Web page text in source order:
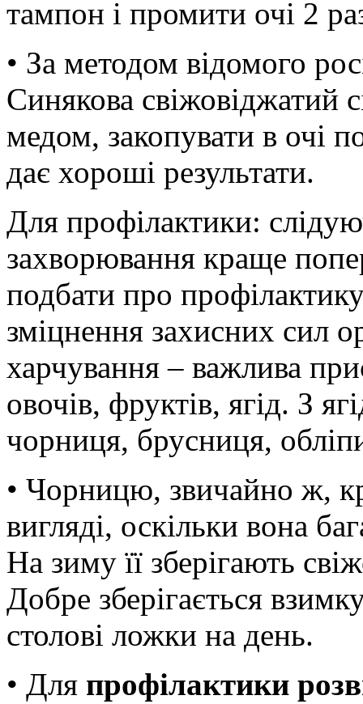
тампон і промити очі 2
• За методом відомого
Синякова свіжовіджатий
медом, закопувати в очі
дає хороші результати.
Для профілактики:
захворювання краще
подбати про
зміцнення захисних сил
харчування – важлива
овочів, фруктів, ягід. З
чорниця, брусниця,
• Чорницю, звичайно ж,
вигляді, оскільки вона
На зиму її зберігають
Добре зберігається
столові ложки на день.
• Для профілактики